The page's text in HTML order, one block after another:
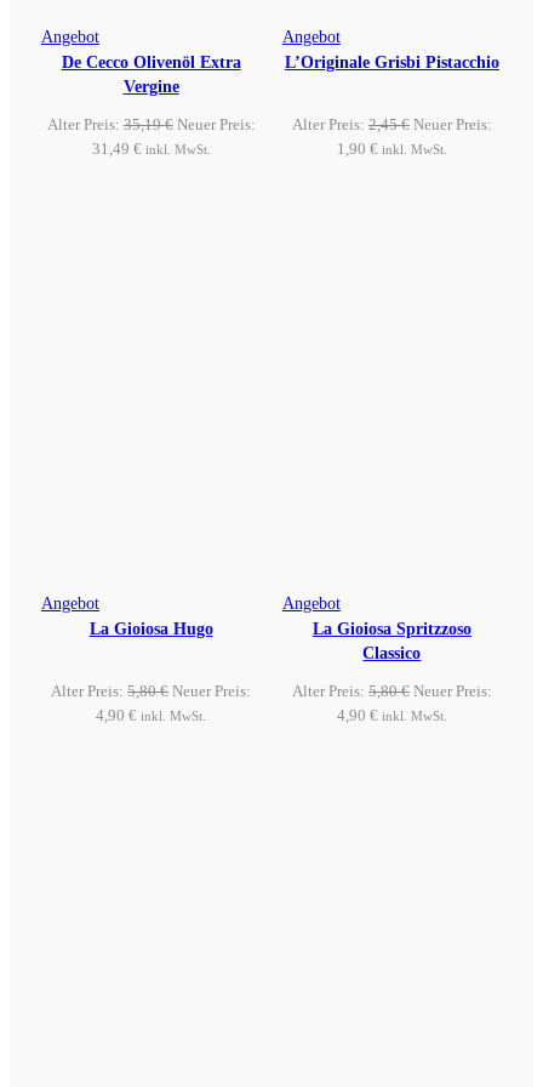
AngebotProdukt
im
Angebot
De Cecco Olivenöl Extra
Vergine
Alter Preis: 35,19€ Ursprünglicher
Preis
Neuer Preis:
31,49 €Aktueller
inkl. MwSt.
AngebotProdukt
im
L’Originale Grisbi Pistacchio
Alter Preis: 2,45€ Ursprünglicher
Preis
Neuer Preis:
1,90 €Aktueller
inkl. MwSt.
AngebotProdukt
im
La Gioiosa Hugo
Alter Preis: 5,80€ Ursprünglicher
Preis
Neuer Preis:
4,90€Aktueller
inkl. MwSt.
AngebotProdukt
im
Angebot
La Gioiosa Spritzzoso
Classico
Alter Preis: 5,80€ Ursprünglicher
Preis
Neuer Preis:
4,90 €Aktueller
inkl. MwSt.